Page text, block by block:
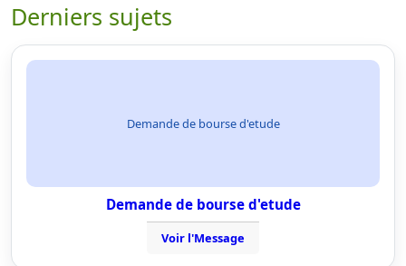
Derniers sujets
Demande de bourse d'etude
Demande de bourse d'etude
Voir l'Message